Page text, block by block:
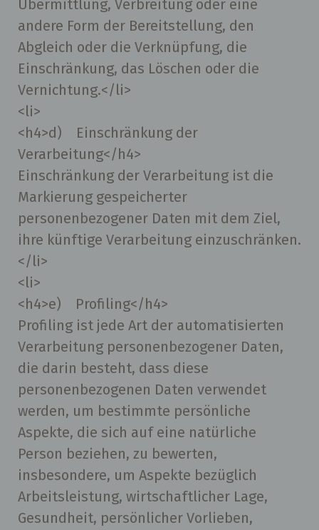
Übermittlung, Verbreitung oder eine
andere Form der Bereitstellung, den
Abgleich oder die Verknüpfung, die
Einschränkung, das Löschen oder die
Vernichtung.</li>
<li>
<h4>d) Einschränkung der
Verarbeitung</h4>
Einschränkung der Verarbeitung ist die
Markierung gespeicherter
personenbezogener Daten mit dem Ziel,
ihre künftige Verarbeitung einzuschränken.
</li>
<li>
<h4>e) Profiling</h4>
Profiling ist jede Art der automatisierten
Verarbeitung personenbezogener Daten,
die darin besteht, dass diese
personenbezogenen Daten verwendet
werden, um bestimmte persönliche
Aspekte, die sich auf eine natürliche
Person beziehen, zu bewerten,
insbesondere, um Aspekte bezüglich
Arbeitsleistung, wirtschaftlicher Lage,
Gesundheit, persönlicher Vorlieben,